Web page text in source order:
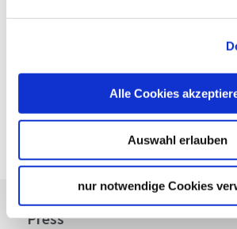
Alle Cookies
Auswahl erlauben
nur notwendige Cookies
Press